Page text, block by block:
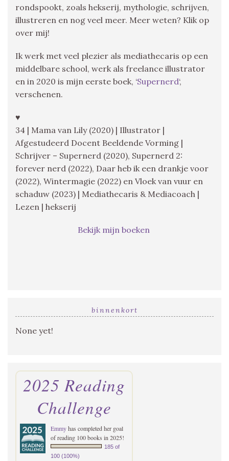
rondspookt, zoals hekserij, mythologie, schrijven,
illustreren en nog veel meer. Meer weten? Klik op
over mij!
Ik werk met veel plezier als mediathecaris op een
middelbare school, werk als freelance illustrator
en in 2020 is mijn eerste boek, ‘Supernerd‘,
verschenen.
♥
34 | Mama van Lily (2020) | Illustrator |
Afgestudeerd Docent Beeldende Vorming |
Schrijver – Supernerd (2020), Supernerd 2:
forever nerd (2022), Daar heb ik een drankje voor
(2022), Wintermagie (2022) en Vloek van vuur en
schaduw (2023) | Mediathecaris & Mediacoach |
Lezen | hekserij
Bekijk mijn boeken
binnenkort
None yet!
2025 Reading
Challenge
Emmyhas completed her goal
of reading 100 books in 2025!
185 of
100 (100%)